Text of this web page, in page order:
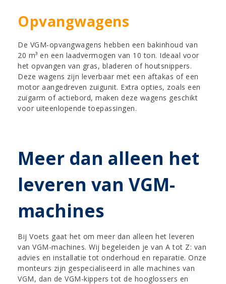
Opvangwagens
De VGM-opvangwagens hebben een bakinhoud van
20 m³ en een laadvermogen van 10 ton. Ideaal voor
het opvangen van gras, bladeren of houtsnippers.
Deze wagens zijn leverbaar met een aftakas of een
motor aangedreven zuigunit. Extra opties, zoals een
zuigarm of actiebord, maken deze wagens geschikt
voor uiteenlopende toepassingen.
Meer dan alleen het
leveren van VGM-
machines
Bij Voets gaat het om meer dan alleen het leveren
van VGM-machines. Wij begeleiden je van A tot Z: van
advies en installatie tot onderhoud en reparatie. Onze
monteurs zijn gespecialiseerd in alle machines van
VGM, dan de VGM-kippers tot de hooglossers en